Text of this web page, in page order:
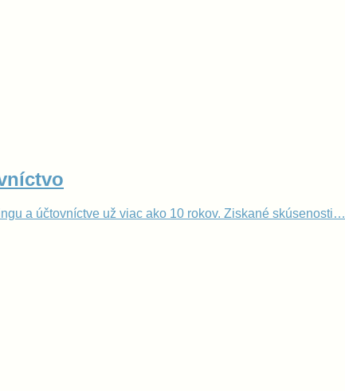
a účtovníctve už viac ako 10 rokov. Ziskané skúsenosti…